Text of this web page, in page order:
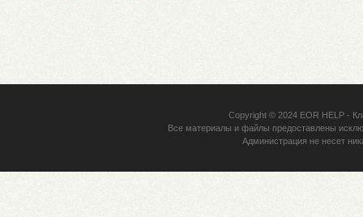
Copyright © 2024 EOR HELP-
Все материалы и файлы предоставлены
Администрация не несет